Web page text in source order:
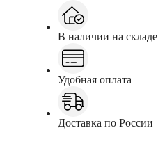
В наличии на складе
Удобная оплата
Доставка по России